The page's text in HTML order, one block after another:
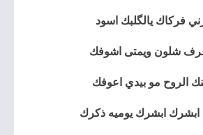
فركاك يالگلبك اسود
شلون ويمتى اشوفك
الروح مو بيدي اعوفك
ابشرك ابشرك يوميه ذكرك